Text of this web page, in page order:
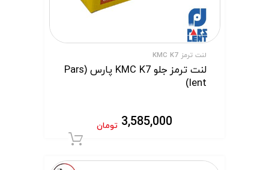
لنت ترمز KMC K7
لنت ترمز جلو KMC K7 پارس (Pars
lent)
3,585,000 تومان